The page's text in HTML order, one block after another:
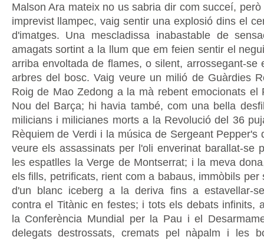
Malson Ara mateix no us sabria dir com succeí,
imprevist llampec, vaig sentir una explosió dins el
d'imatges. Una mescladissa inabastable de
amagats sortint a la llum que em feien sentir el
arriba envoltada de flames, o silent, arrossegant-se
arbres del bosc. Vaig veure un milió de Guàrdies
Roig de Mao Zedong a la mà rebent emocionats el
Nou del Barça; hi havia també, com una bella
milicians i milicianes morts a la Revolució del 36
Rèquiem de Verdi i la música de Sergeant Pepper's
veure els assassinats per l'oli enverinat barallat-se
les espatlles la Verge de Montserrat; i la meva
els fills, petrificats, rient com a babaus, immòbils per
d'un blanc iceberg a la deriva fins a estavellar-
contra el Titànic en festes; i tots els debats infinits,
la Conferència Mundial per la Pau i el
delegats destrossats, cremats pel nàpalm i les